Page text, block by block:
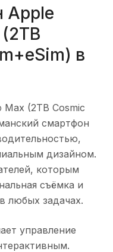
Apple
в
(2TB Cosmic
смартфон
дизайном.
которым
съёмка и
любых задачах.
управление